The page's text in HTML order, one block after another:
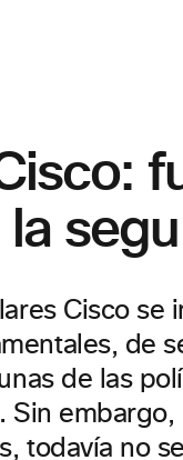
Cisco se
de
de las
Sin
todavía no